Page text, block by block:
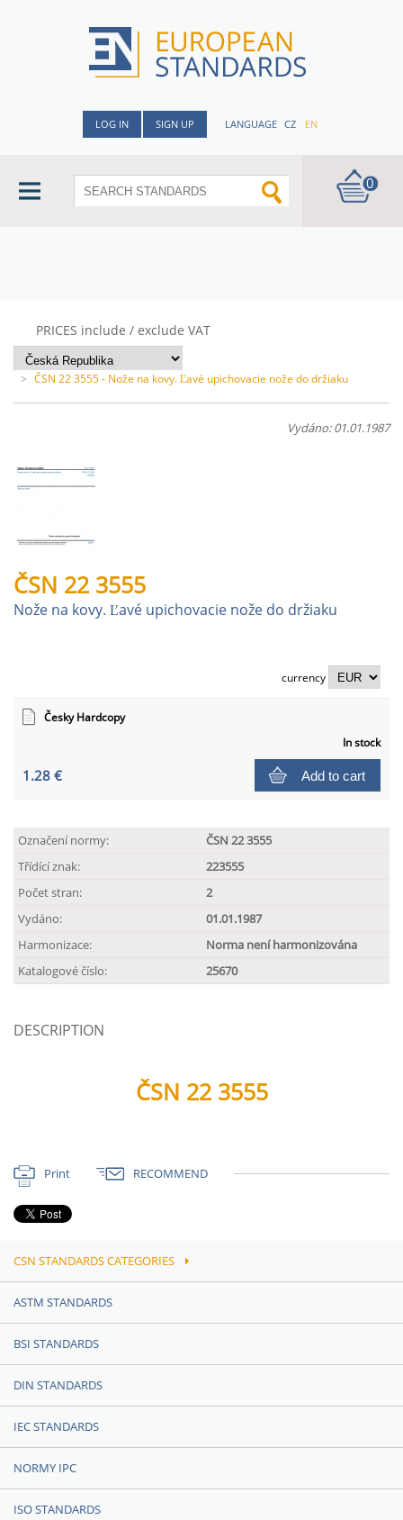
LOG IN SIGN UP LANGUAGE CZ EN
0
PRICES include / exclude VAT
> ČSN 22 3555 - Nože na kovy. Ľavé upichovacie nože do držiaku
Vydáno: 01.01.1987
ČSN 22 3555
Nože na kovy. Ľavé upichovacie nože do držiaku
currency
Česky Hardcopy
In stock
1.28 € Add to cart
Označení normy:
ČSN 22 3555
Třídící znak:
223555
Počet stran:
2
Vydáno:
01.01.1987
Harmonizace:
Norma není harmonizována
Katalogové číslo:
25670
DESCRIPTION
ČSN 22 3555
Print RECOMMEND
CSN STANDARDS CATEGORIES
ASTM STANDARDS
BSI STANDARDS
DIN STANDARDS
IEC STANDARDS
NORMY IPC
ISO STANDARDS